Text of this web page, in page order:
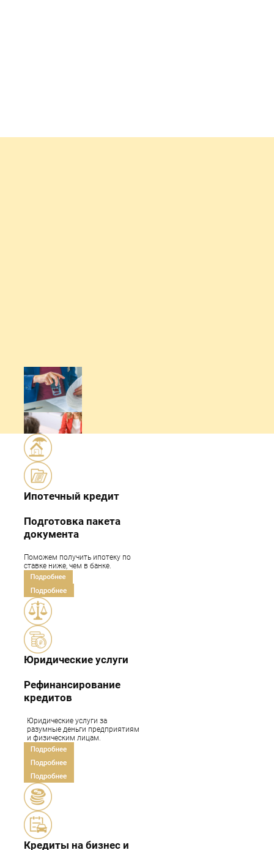
Бизнесмены
Фрилансеры
Подрядчики
Предприниматели
(ИП)
предприятий
Ипотечный кредит
Подготовка пакета
документа
Поможем получить ипотеку по
ставке ниже, чем в банке.
Юридические услуги
Рефинансирование
кредитов
Юридические услуги за
разумные деньги предприятиям
и физическим лицам.
Кредиты на бизнес и